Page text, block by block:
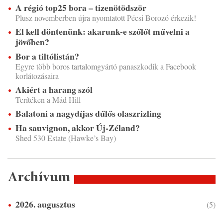
A régió top25 bora – tizenötödször
Plusz novemberben újra nyomtatott Pécsi Borozó érkezik!
El kell döntenünk: akarunk-e szőlőt művelni a
jövőben?
Bor a tiltólistán?
Egyre több boros tartalomgyártó panaszkodik a Facebook
korlátozásaira
Akiért a harang szól
Terítéken a Mád Hill
Balatoni a nagydíjas dűlős olaszrizling
Ha sauvignon, akkor Új-Zéland?
Shed 530 Estate (Hawke’s Bay)
Archívum
2026. augusztus (5)